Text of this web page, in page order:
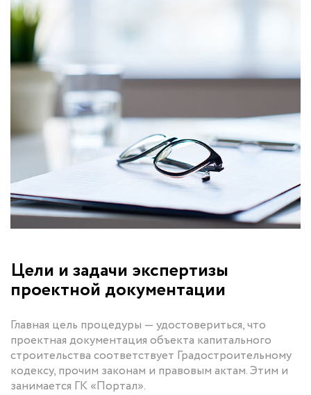
Цели и задачи экспертизы
проектной документации
Главная цель процедуры — удостовериться, что
проектная документация объекта капитального
строительства соответствует Градостроительному
кодексу, прочим законам и правовым актам. Этим и
занимается ГК «Портал».